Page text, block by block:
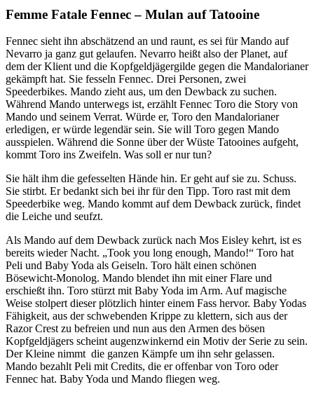
Femme Fatale Fennec – Mulan auf Tatooine
Fennec sieht ihn abschätzend an und raunt, es sei für Mando auf
Nevarro ja ganz gut gelaufen. Nevarro heißt also der Planet, auf
dem der Klient und die Kopfgeldjägergilde gegen die Mandalorianer
gekämpft hat. Sie fesseln Fennec. Drei Personen, zwei
Speederbikes. Mando zieht aus, um den Dewback zu suchen.
Während Mando unterwegs ist, erzählt Fennec Toro die Story von
Mando und seinem Verrat. Würde er, Toro den Mandalorianer
erledigen, er würde legendär sein. Sie will Toro gegen Mando
ausspielen. Während die Sonne über der Wüste Tatooines aufgeht,
kommt Toro ins Zweifeln. Was soll er nur tun?
Sie hält ihm die gefesselten Hände hin. Er geht auf sie zu. Schuss.
Sie stirbt. Er bedankt sich bei ihr für den Tipp. Toro rast mit dem
Speederbike weg. Mando kommt auf dem Dewback zurück, findet
die Leiche und seufzt.
Als Mando auf dem Dewback zurück nach Mos Eisley kehrt, ist es
bereits wieder Nacht. „Took you long enough, Mando!“ Toro hat
Peli und Baby Yoda als Geiseln. Toro hält einen schönen
Bösewicht-Monolog. Mando blendet ihn mit einer Flare und
erschießt ihn. Toro stürzt mit Baby Yoda im Arm. Auf magische
Weise stolpert dieser plötzlich hinter einem Fass hervor. Baby Yodas
Fähigkeit, aus der schwebenden Krippe zu klettern, sich aus der
Razor Crest zu befreien und nun aus den Armen des bösen
Kopfgeldjägers scheint augenzwinkernd ein Motiv der Serie zu sein.
Der Kleine nimmt die ganzen Kämpfe um ihn sehr gelassen.
Mando bezahlt Peli mit Credits, die er offenbar von Toro oder
Fennec hat. Baby Yoda und Mando fliegen weg.